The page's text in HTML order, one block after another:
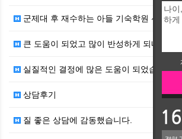
군제대 후 재수하는 아들 기숙학원 선정에
큰 도움이 되었고 많이 반성하게 되네요
실질적인 결정에 많은 도움이 되었습니다
상담후기
질 좋은 상담에 감동했습니다.